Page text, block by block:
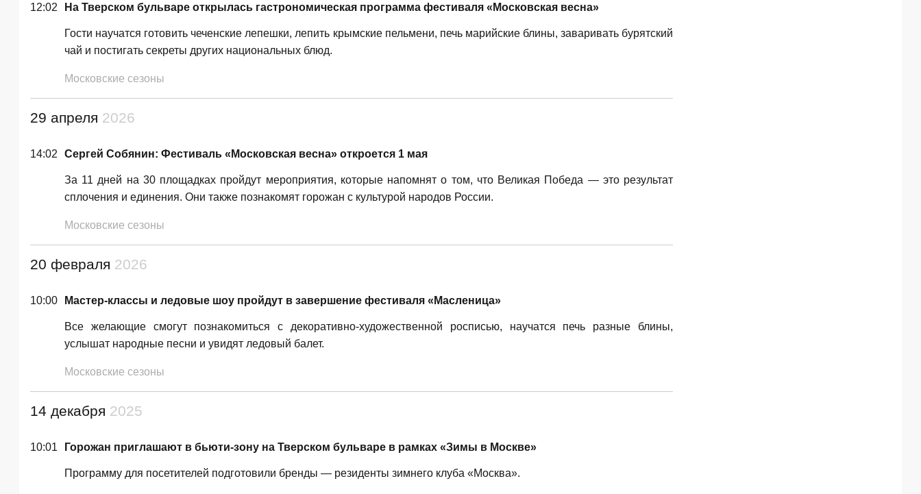
12:02 На Тверском бульваре открылась гастрономическая программа фестиваля «Московская весна»
Гости научатся готовить чеченские лепешки, лепить крымские пельмени, печь марийские блины, заваривать бурятский
чай и постигать секреты других национальных блюд.
Московские сезоны
29 апреля 2026
14:02 Сергей Собянин: Фестиваль «Московская весна» откроется 1 мая
За 11 дней на 30 площадках пройдут мероприятия, которые напомнят о том, что Великая Победа — это результат
сплочения и единения. Они также познакомят горожан с культурой народов России.
Московские сезоны
20 февраля 2026
10:00 Мастер-классы и ледовые шоу пройдут в завершение фестиваля «Масленица»
Все желающие смогут познакомиться с декоративно-художественной росписью, научатся печь разные блины,
услышат народные песни и увидят ледовый балет.
Московские сезоны
14 декабря 2025
10:01 Горожан приглашают в бьюти-зону на Тверском бульваре в рамках «Зимы в Москве»
Программу для посетителей подготовили бренды — резиденты зимнего клуба «Москва».